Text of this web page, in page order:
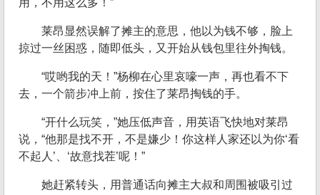
用，不用这么多！”
莱昂显然误解了摊主的意思，他以为钱不够，脸上
掠过一丝困惑，随即低头，又开始从钱包里往外掏钱。
“哎哟我的天！”杨柳在心里哀嚎一声，再也看不下
去，一个箭步冲上前，按住了莱昂掏钱的手。
“开什么玩笑，”她压低声音，用英语飞快地对莱昂
说，“他那是找不开，不是嫌少！你这样人家还以为你‘看
不起人’、‘故意找茬’呢！”
她赶紧转头，用普通话向摊主大叔和周围被吸引过